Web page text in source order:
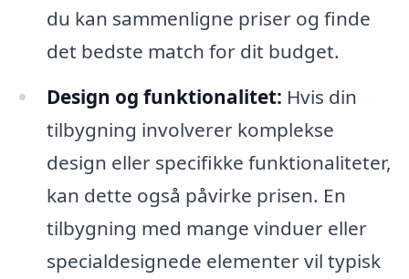
du kan sammenligne priser og finde
det bedste match for dit budget.
Design og funktionalitet: Hvis din
tilbygning involverer komplekse
design eller specifikke funktionaliteter,
kan dette også påvirke prisen. En
tilbygning med mange vinduer eller
specialdesignede elementer vil typisk